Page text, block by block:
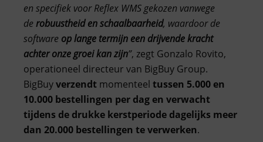
en specifiek voor Reflex WMS gekozen vanwege
derobuustheid en schaalbaarheid, waardoor de
software op lange termijn een drijvende kracht
achter onze groei kan zijn”, zegt Gonzalo Rovito,
operationeel directeur van BigBuy Group.
BigBuyverzendt momenteel tussen 5.000 en
10.000 bestellingen per dag en verwacht
tijdens de drukke kerstperiode dagelijks meer
dan 20.000 bestellingen te verwerken.